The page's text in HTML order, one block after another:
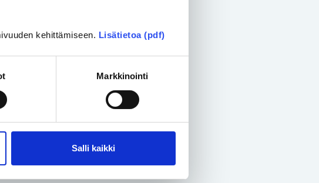
kehittämiseen. Lisätietoa (pdf)
Markkinointi
Salli kaikki